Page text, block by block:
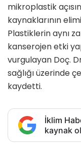
mikroplastik
kaynaklarının
Plastiklerin aynı
kanserojen etki
vurgulayan Doç.
sağlığı üzerinde
kaydetti.
İklim
kaynak